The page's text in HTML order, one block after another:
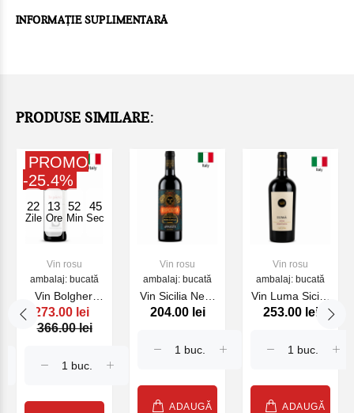
INFORMAȚIE SUPLIMENTARĂ
PRODUSE SIMILARE:
22
Zile
13
Ore
52
Min
45
Sec
PROMO
-25.4%
Vin rosu
ambalaj: bucată
Vin Bolgheri
Rosso Le Pievi
, rosu 750ml
273.00 lei
366.00 lei
Vin rosu
ambalaj: bucată
Vin Sicilia Nero
Davola
RIPORTA, rosu,
204.00 lei
ADAUGĂ
Vin rosu
ambalaj: bucată
Vin Luma Sicilia
Nero Davola,
253.00 lei
ADAUGĂ